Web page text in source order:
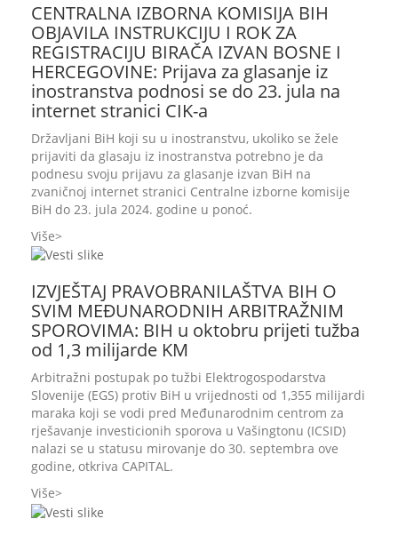
CENTRALNA IZBORNA KOMISIJA BIH
OBJAVILA INSTRUKCIJU I ROK ZA
REGISTRACIJU BIRAČA IZVAN BOSNE I
HERCEGOVINE: Prijava za glasanje iz
inostranstva podnosi se do 23. jula na
internet stranici CIK-a
Državljani BiH koji su u inostranstvu, ukoliko se žele
prijaviti da glasaju iz inostranstva potrebno je da
podnesu svoju prijavu za glasanje izvan BiH na
zvaničnoj internet stranici Centralne izborne komisije
BiH do 23. jula 2024. godine u ponoć.
Više
IZVJEŠTAJ PRAVOBRANILAŠTVA BIH O
SVIM MEĐUNARODNIH ARBITRAŽNIM
SPOROVIMA: BIH u oktobru prijeti tužba
od 1,3 milijarde KM
Arbitražni postupak po tužbi Elektrogospodarstva
Slovenije (EGS) protiv BiH u vrijednosti od 1,355 milijardi
maraka koji se vodi pred Međunarodnim centrom za
rješavanje investicionih sporova u Vašingtonu (ICSID)
nalazi se u statusu mirovanje do 30. septembra ove
godine, otkriva CAPITAL.
Više